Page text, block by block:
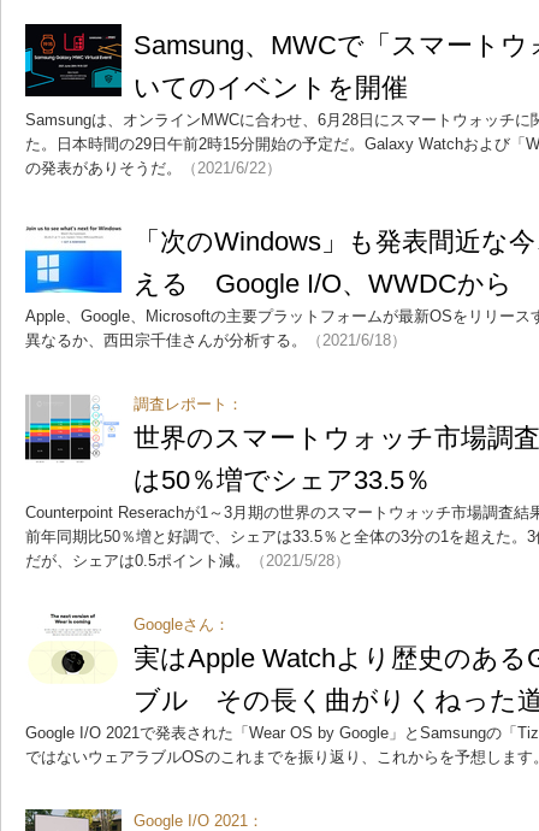
Samsung、MWCで「スマート
いてのイベントを開催
Samsungは、オンラインMWCに合わせ、6月28日にスマートウォッチ
た。日本時間の29日午前2時15分開始の予定だ。Galaxy Watchおよび「
の発表がありそうだ。
（2021/6/22）
「次のWindows」も発表間近な
える Google I/O、WWDCから
Apple、Google、Microsoftの主要プラットフォームが最新OSをリリース
異なるか、西田宗千佳さんが分析する。
（2021/6/18）
調査レポート：
世界のスマートウォッチ市場調
は50％増でシェア33.5％
Counterpoint Reserachが1～3月期の世界のスマートウォッチ市場調査結
前年同期比50％増と好調で、シェアは33.5％と全体の3分の1を超えた。
だが、シェアは0.5ポイント減。
（2021/5/28）
Googleさん：
実はApple Watchより歴史のある
ブル その長く曲がりくねった
Google I/O 2021で発表された「Wear OS by Google」とSamsungの「
ではないウェアラブルOSのこれまでを振り返り、これからを予想します
Google I/O 2021：